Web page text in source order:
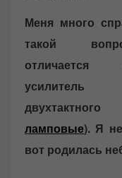
t
n
Меня много
такой
отличается
ламповые). Я
вот родилась